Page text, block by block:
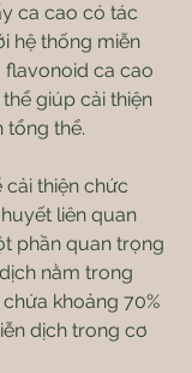
ca cao có tác
hệ thống miễn
flavonoid ca cao
giúp cải thiện
tổng thể.
thiện chức
liên quan
phần quan trọng
nằm trong
khoảng 70%
dịch trong cơ